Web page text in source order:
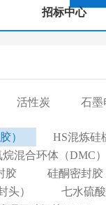
招标中心
活性炭 石墨
）
HS混炼硅
烷混合环体（DMC）
胶
硅酮密封
头）
七水硫